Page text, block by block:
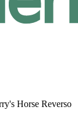
Horse Reverso